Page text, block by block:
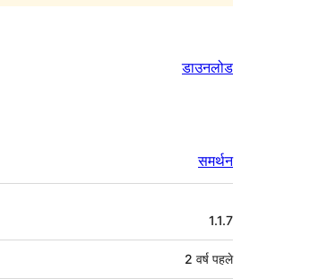
डाउनलोड
समर्थन
1.1.7
2 वर्ष पहले